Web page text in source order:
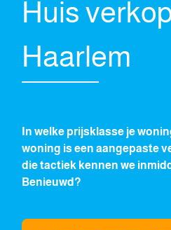
Huis
Haarlem
In welke prijsklasse je
woning is een aangepaste
die tactiek kennen we
Benieuwd?